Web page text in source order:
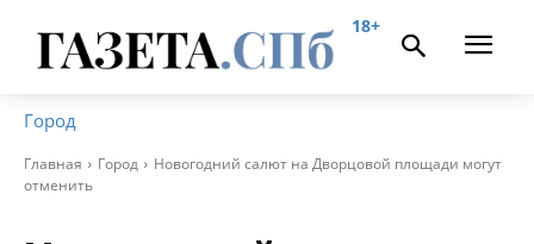
18+
Город
Главная Город
Новогодний салют на Дворцовой площади могут
отменить